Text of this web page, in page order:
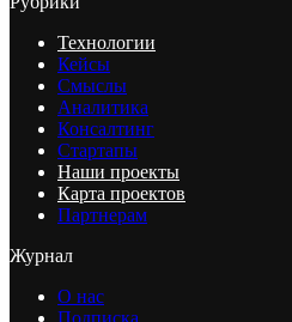
Технологии
Кейсы
Смыслы
Аналитика
Консалтинг
Стартапы
Наши проекты
Карта проектов
Партнерам
Журнал
О нас
Подписка